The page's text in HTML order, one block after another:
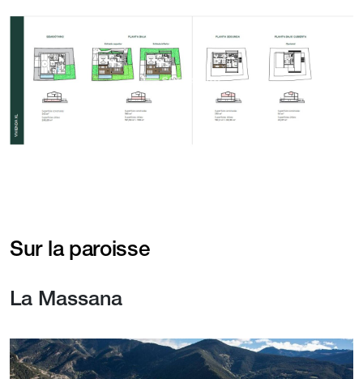
Sur la paroisse
La Massana